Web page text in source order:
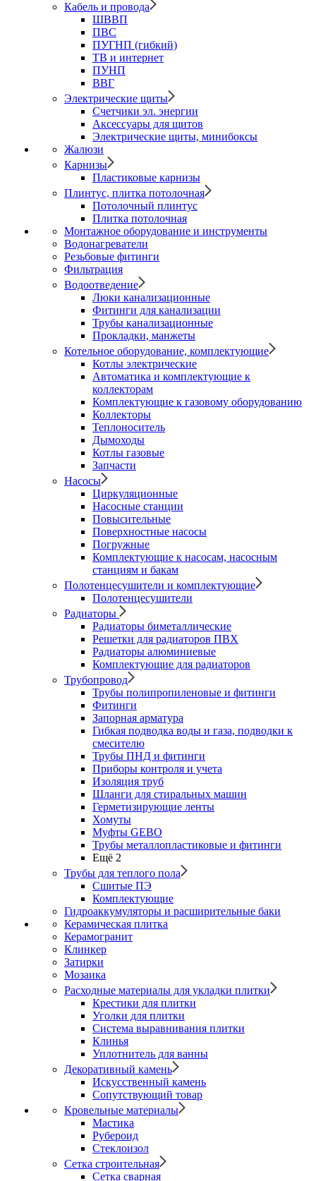
Кабель и провода
ШВВП
ПВС
ПУГНП (гибкий)
ТВ и интернет
ПУНП
ВВГ
Электрические щиты
Счетчики эл. энергии
Аксессуары для щитов
Электрические щиты, минибоксы
Жалюзи
Карнизы
Пластиковые карнизы
Плинтус, плитка потолочная
Потолочный плинтус
Плитка потолочная
Монтажное оборудование и инструменты
Водонагреватели
Резьбовые фитинги
Фильтрация
Водоотведение
Люки канализационные
Фитинги для канализации
Трубы канализационные
Прокладки, манжеты
Котельное оборудование, комплектующие
Котлы электрические
Автоматика и комплектующие к
коллекторам
Комплектующие к газовому оборудованию
Коллекторы
Теплоноситель
Дымоходы
Котлы газовые
Запчасти
Насосы
Циркуляционные
Насосные станции
Повысительные
Поверхностные насосы
Погружные
Комплектующие к насосам, насосным
станциям и бакам
Полотенцесушители и комплектующие
Полотенцесушители
Радиаторы
Радиаторы биметаллические
Решетки для радиаторов ПВХ
Радиаторы алюминиевые
Комплектующие для радиаторов
Трубопровод
Трубы полипропиленовые и фитинги
Фитинги
Запорная арматура
Гибкая подводка воды и газа, подводки к
смесителю
Трубы ПНД и фитинги
Приборы контроля и учета
Изоляция труб
Шланги для стиральных машин
Герметизирующие ленты
Хомуты
Муфты GEBO
Трубы металлопластиковые и фитинги
Ещё 2
Трубы для теплого пола
Сшитые ПЭ
Комплектующие
Гидроаккумуляторы и расширительные баки
Керамическая плитка
Керамогранит
Клинкер
Затирки
Мозаика
Расходные материалы для укладки плитки
Крестики для плитки
Уголки для плитки
Система выравнивания плитки
Клинья
Уплотнитель для ванны
Декоративный камень
Искусственный камень
Сопутствующий товар
Кровельные материалы
Мастика
Рубероид
Стеклоизол
Сетка строительная
Сетка сварная